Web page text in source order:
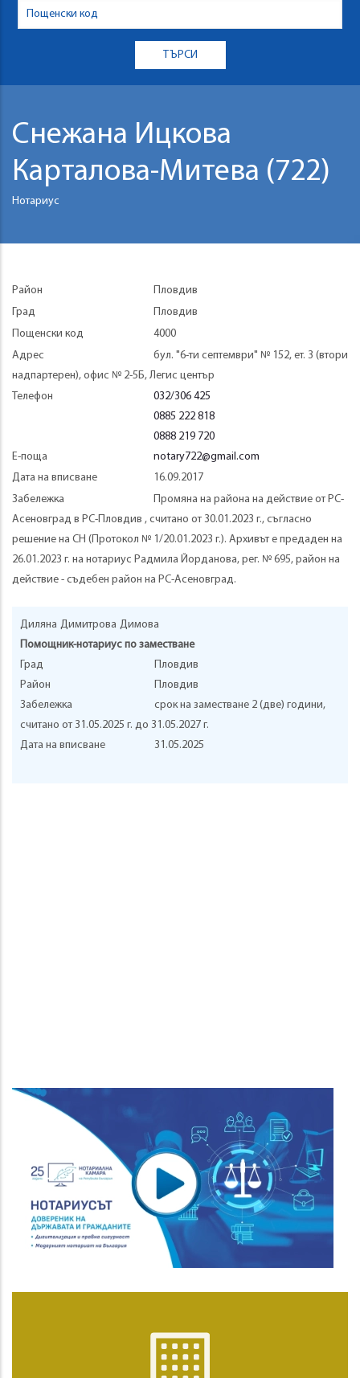
Снежана Ицкова
Карталова-Митева (722)
Нотариус
Район
Пловдив
Град
Пловдив
Пощенски код
4000
Адрес
бул. "6-ти септември" № 152, ет. 3 (втори
надпартерен), офис № 2-5Б, Легис център
Телефон
032/306 425
0885 222 818
0888 219 720
Е-поща
notary722@gmail.com
Дата на вписване
16.09.2017
Забележка
Промяна на района на действие от РС-
Асеновград в РС-Пловдив , считано от 30.01.2023 г., съгласно
решение на СН (Протокол № 1/20.01.2023 г.). Архивът е предаден на
26.01.2023 г. на нотариус Радмила Йорданова, рег. № 695, район на
действие - съдебен район на РС-Асеновград.
Диляна Димитрова Димова
Помощник-нотариус по заместване
Град
Пловдив
Район
Пловдив
Забележка
срок на заместване 2 (две) години,
считано от 31.05.2025 г. до 31.05.2027 г.
Дата на вписване
31.05.2025